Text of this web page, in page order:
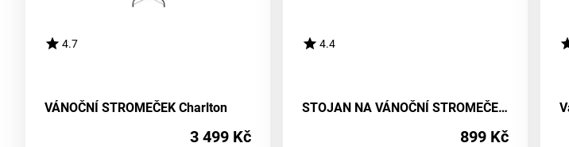
4.7
VÁNOČNÍ STROMEČEK Charlton
3 499 Kč
4.4
STOJAN NA VÁNOČNÍ STROMEČEK Chrisi
899 Kč